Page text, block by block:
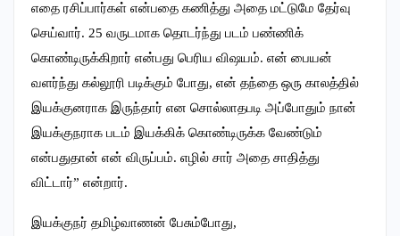
எதை ரசிப்பார்கள் என்பதை கணித்து அதை மட்டுமே தேர்வு
செய்வார். 25 வருடமாக தொடர்ந்து படம் பண்ணிக்
கொண்டிருக்கிறார் என்பது பெரிய விஷயம். என் பையன்
வளர்ந்து கல்லூரி படிக்கும் போது, என் தந்தை ஒரு காலத்தில்
இயக்குனராக இருந்தார் என சொல்லாதபடி அப்போதும் நான்
இயக்குநராக படம் இயக்கிக் கொண்டிருக்க வேண்டும்
என்பதுதான் என் விருப்பம். எழில் சார் அதை சாதித்து
விட்டார்” என்றார்.
இயக்குநர் தமிழ்வாணன் பேசும்போது,